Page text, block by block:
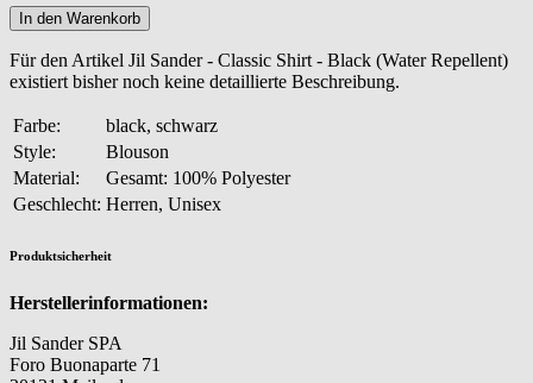
Für den Artikel Jil Sander - Classic Shirt - Black (Water Repellent)
existiert bisher noch keine detaillierte Beschreibung.
Farbe:
black, schwarz
Style:
Blouson
Material:
Gesamt: 100% Polyester
Geschlecht: Herren, Unisex
Produktsicherheit
Herstellerinformationen:
Jil Sander SPA
Foro Buonaparte 71